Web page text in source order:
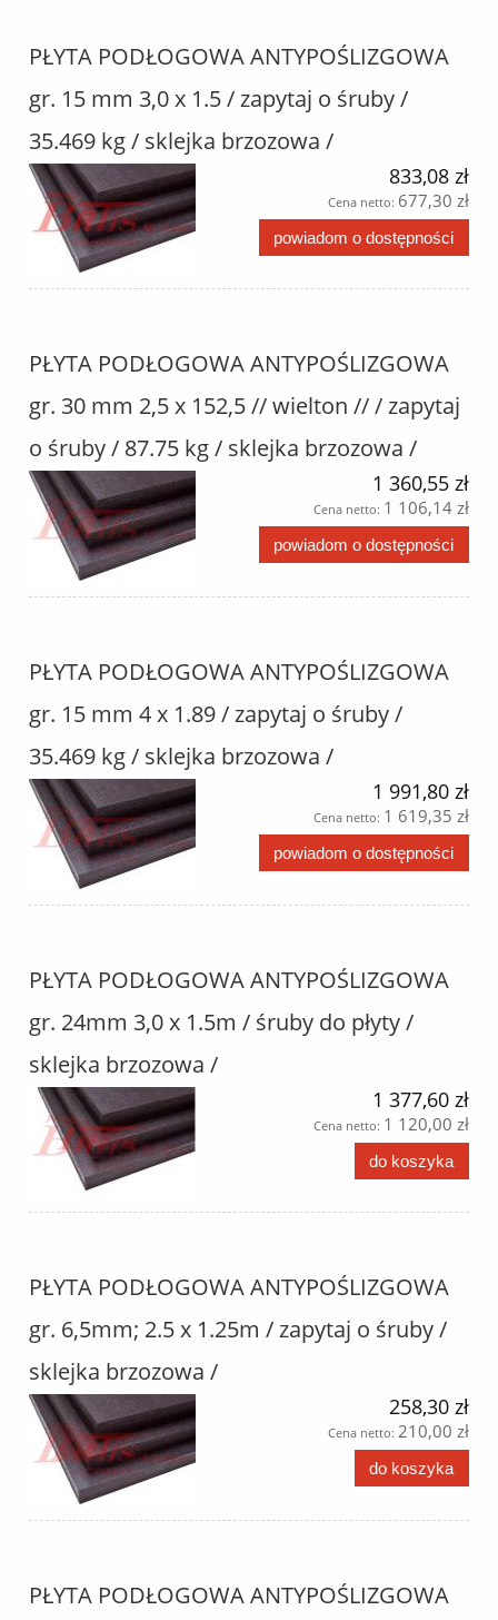
PŁYTA PODŁOGOWA ANTYPOŚLIZGOWA
gr. 15 mm 3,0 x 1.5 / zapytaj o śruby /
35.469 kg / sklejka brzozowa /
833,08 zł
Cena netto: 677,30 zł
powiadom o dostępności
PŁYTA PODŁOGOWA ANTYPOŚLIZGOWA
gr. 30 mm 2,5 x 152,5 // wielton // / zapytaj
o śruby / 87.75 kg / sklejka brzozowa /
1 360,55 zł
Cena netto: 1 106,14 zł
powiadom o dostępności
PŁYTA PODŁOGOWA ANTYPOŚLIZGOWA
gr. 15 mm 4 x 1.89 / zapytaj o śruby /
35.469 kg / sklejka brzozowa /
1 991,80 zł
Cena netto: 1 619,35 zł
powiadom o dostępności
PŁYTA PODŁOGOWA ANTYPOŚLIZGOWA
gr. 24mm 3,0 x 1.5m / śruby do płyty /
sklejka brzozowa /
1 377,60 zł
Cena netto: 1 120,00 zł
do koszyka
PŁYTA PODŁOGOWA ANTYPOŚLIZGOWA
gr. 6,5mm; 2.5 x 1.25m / zapytaj o śruby /
sklejka brzozowa /
258,30 zł
Cena netto: 210,00 zł
do koszyka
PŁYTA PODŁOGOWA ANTYPOŚLIZGOWA